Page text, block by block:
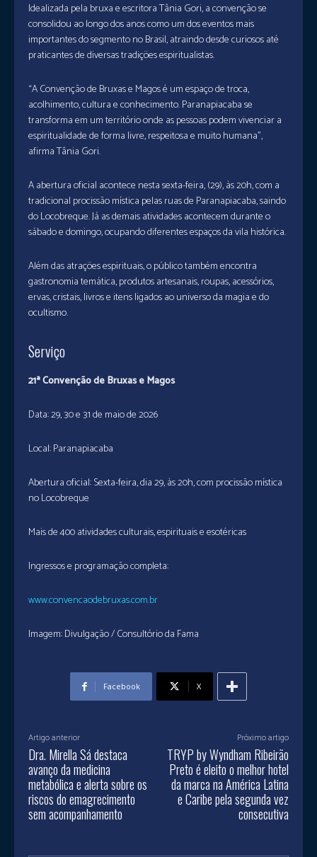
Idealizada pela bruxa e escritora Tânia Gori, a convenção se
consolidou ao longo dos anos como um dos eventos mais
importantes do segmento no Brasil, atraindo desde curiosos até
praticantes de diversas tradições espiritualistas.
“A Convenção de Bruxas e Magos é um espaço de troca,
acolhimento, cultura e conhecimento. Paranapiacaba se
transforma em um território onde as pessoas podem vivenciar a
espiritualidade de forma livre, respeitosa e muito humana”,
afirma Tânia Gori.
A abertura oficial acontece nesta sexta-feira, (29), às 20h, com a
tradicional procissão mística pelas ruas de Paranapiacaba, saindo
do Locobreque. Já as demais atividades acontecem durante o
sábado e domingo, ocupando diferentes espaços da vila histórica.
Além das atrações espirituais, o público também encontra
gastronomia temática, produtos artesanais, roupas, acessórios,
ervas, cristais, livros e itens ligados ao universo da magia e do
ocultismo.
Serviço
21ª Convenção de Bruxas e Magos
Data: 29, 30 e 31 de maio de 2026
Local: Paranapiacaba
Abertura oficial: Sexta-feira, dia 29, às 20h, com procissão mística
no Locobreque
Mais de 400 atividades culturais, espirituais e esotéricas
Ingressos e programação completa:
www.convencaodebruxas.com.br
Imagem: Divulgação / Consultório da Fama
Facebook X
Artigo anterior
Dra. Mirella Sá destaca
avanço da medicina
metabólica e alerta sobre os
riscos do emagrecimento
sem acompanhamento
Próximo artigo
TRYP by Wyndham Ribeirão
Preto é eleito o melhor hotel
da marca na América Latina
e Caribe pela segunda vez
consecutiva